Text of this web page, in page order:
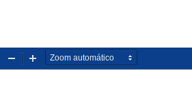
Diminuir
zoom
Aumentar
zoom